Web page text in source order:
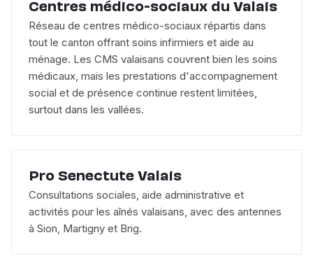
Centres médico-sociaux du Valais
Réseau de centres médico-sociaux répartis dans
tout le canton offrant soins infirmiers et aide au
ménage. Les CMS valaisans couvrent bien les soins
médicaux, mais les prestations d'accompagnement
social et de présence continue restent limitées,
surtout dans les vallées.
Pro Senectute Valais
Consultations sociales, aide administrative et
activités pour les aînés valaisans, avec des antennes
à Sion, Martigny et Brig.